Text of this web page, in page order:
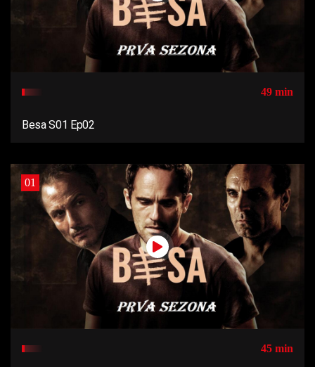
49 min
Besa S01 Ep02
01
45 min